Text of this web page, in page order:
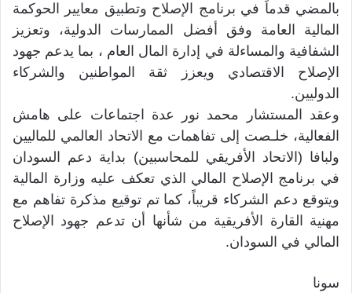
بالمضي قدماً في برنامج الإصلاح وتطبيق معايير الحوكمة
المالية العامة وفق أفضل الممارسات الدولية، وتعزيز
الشفافية والمساءلة في إدارة المال العام ، بما يدعم جهود
الإصلاح الاقتصادي ويعزز ثقة المواطنين والشركاء
الدوليين.
وعقد المستشار محمد نور عدة اجتماعات على هامش
الفعالية، خلـصت إلى تفاهمات مع الاتحاد العالمي للماليين
ولبافا (الاتحاد الأفريقي للمحاسبين) بداية دعم السودان
في برنامج الإصلاح المالي الذي تعكف عليه وزارة المالية
ويتوقع دعم الشركاء قريباً، كما تم توقيع مذكرة تفاهم مع
مهنية القارة الأفريقية من شأنها أن تدعم جهود الإصلاح
المالي في السودان.
سونا